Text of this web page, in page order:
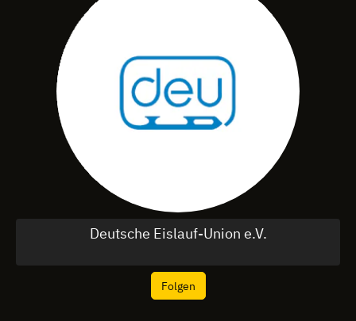
Deutsche Eislauf-Union e.V.
Folgen